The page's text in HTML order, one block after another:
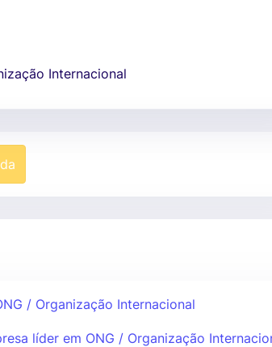
Internacional
/ Organização Internacional
líder em ONG / Organização